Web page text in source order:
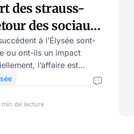
des strauss-
des sociaux-
à l’Élysée sont-
ou ont-ils un impact
l’affaire est
pratique, les strauss-
pouvoir et cèdent la
historiques.
dépense publique
de lecture